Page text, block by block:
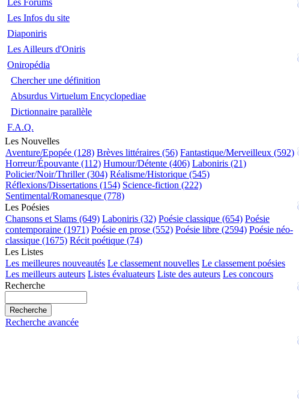
Les Forums
Les Infos du site
Diaponiris
Les Ailleurs d'Oniris
Oniropédia
Chercher une définition
Absurdus Virtuelum Encyclopediae
Dictionnaire parallèle
F.A.Q.
Les Nouvelles
Aventure/Epopée (128) Brèves littéraires (56) Fantastique/Merveilleux (592)
Horreur/Épouvante (112) Humour/Détente (406) Laboniris (21)
Policier/Noir/Thriller (304) Réalisme/Historique (545)
Réflexions/Dissertations (154) Science-fiction (222)
Sentimental/Romanesque (778)
Les Poésies
Chansons et Slams (649) Laboniris (32) Poésie classique (654) Poésie
contemporaine (1971) Poésie en prose (552) Poésie libre (2594) Poésie néo-
classique (1675) Récit poétique (74)
Les Listes
Les meilleures nouveautés Le classement nouvelles Le classement poésies
Les meilleurs auteurs Listes évaluateurs Liste des auteurs Les concours
Recherche
Recherche avancée